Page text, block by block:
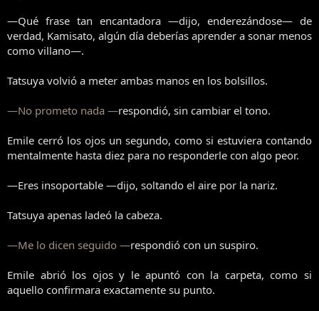
—Qué frase tan encantadora —dijo, enderezándose— de
verdad, Kamisato, algún día deberías aprender a sonar menos
como villano—.
Tatsuya volvió a meter ambas manos en los bolsillos.
—No prometo nada —respondió, sin cambiar el tono.
Emile cerró los ojos un segundo, como si estuviera contando
mentalmente hasta diez para no responderle con algo peor.
—Eres insoportable —dijo, soltando el aire por la nariz.
Tatsuya apenas ladeó la cabeza.
—Me lo dicen seguido —respondió con un suspiro.
Emile abrió los ojos y le apuntó con la carpeta, como si
aquello confirmara exactamente su punto.